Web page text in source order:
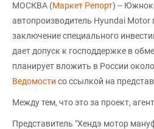
МОСКВА (Маркет Репорт) --
автопроизводитель Hyundai
заключение специального
дает допуск к господдержке в
планирует вложить в России
Ведомости со ссылкой на
Между тем, что это за проект,
Представитель "Хендэ мотор